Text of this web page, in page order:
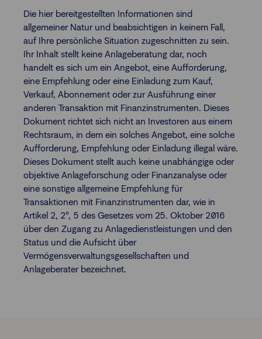
Die hier bereitgestellten Informationen sind
allgemeiner Natur und beabsichtigen in keinem Fall,
auf Ihre persönliche Situation zugeschnitten zu sein.
Ihr Inhalt stellt keine Anlageberatung dar, noch
handelt es sich um ein Angebot, eine Aufforderung,
eine Empfehlung oder eine Einladung zum Kauf,
Verkauf, Abonnement oder zur Ausführung einer
anderen Transaktion mit Finanzinstrumenten. Dieses
Dokument richtet sich nicht an Investoren aus einem
Rechtsraum, in dem ein solches Angebot, eine solche
Aufforderung, Empfehlung oder Einladung illegal wäre.
Dieses Dokument stellt auch keine unabhängige oder
objektive Anlageforschung oder Finanzanalyse oder
eine sonstige allgemeine Empfehlung für
Transaktionen mit Finanzinstrumenten dar, wie in
Artikel 2, 2°, 5 des Gesetzes vom 25. Oktober 2016
über den Zugang zu Anlagedienstleistungen und den
Status und die Aufsicht über
Vermögensverwaltungsgesellschaften und
Anlageberater bezeichnet.